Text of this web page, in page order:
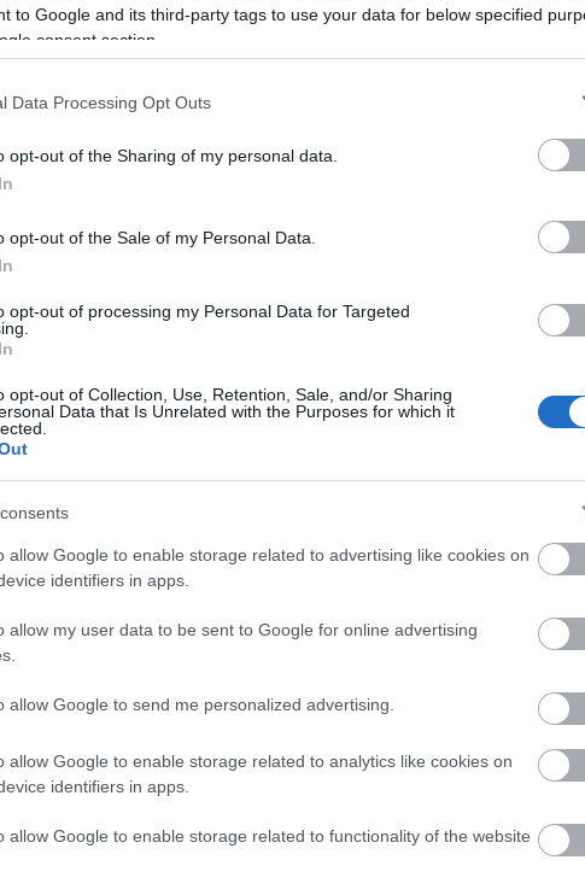
to Google and its third-party tags to use your data for below specified
consent section.
Data Processing Opt Outs
opt-out of the Sharing of my personal data.
opt-out of the Sale of my Personal Data.
opt-out of processing my Personal Data for Targeted
opt-out of Collection, Use, Retention, Sale, and/or Sharing
Data that Is Unrelated with the Purposes for which it
allow Google to enable storage related to advertising like cookies on
identifiers in apps.
allow my user data to be sent to Google for online advertising
allow Google to send me personalized advertising.
allow Google to enable storage related to analytics like cookies on
identifiers in apps.
allow Google to enable storage related to functionality of the website
- FEKETE ZAJ FESZTIVÁL A
kibővült programmal és egy új színpaddal startolt a nyári
képviselője és újra bebizonyította, hogy a fekete
masszív fotógalériával.
bliss vhkvágtázó halottkémek
folk songs mueran humanos belzebubs doggos jo quail IC3PEAK
feriantes
lonker see living totemmala herbakinzoishere
BUDAPESTEN - MIÉRT NEM
BELÉPÉS